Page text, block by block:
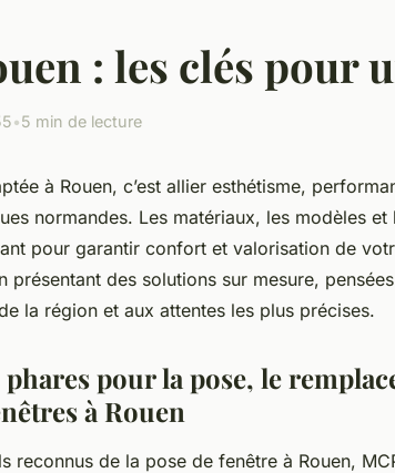
: les clés pour
•5 min de lecture
à Rouen, c’est allier esthétisme,
normandes. Les matériaux, les modèles et
pour garantir confort et valorisation de
présentant des solutions sur mesure,
la région et aux attentes les plus précises.
pour la pose, le
à Rouen
reconnus de la pose de fenêtre à Rouen,